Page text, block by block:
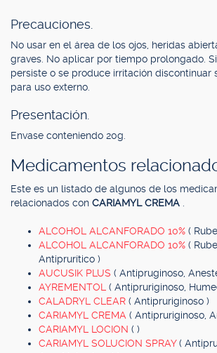
Precauciones.
No usar en el área de los ojos, heridas
graves. No aplicar por tiempo prolongado.
persiste o se produce irritación discontinuar
para uso externo.
Presentación.
Envase conteniendo 20g.
Medicamentos
Este es un listado de algunos de los
relacionados con CARIAMYL CREMA
ALCOHOL ALCANFORADO 10% (
ALCOHOL ALCANFORADO 10% (
Antiprurítico )
AUCUSIK PLUS ( Antipruginoso,
AYREMENTOL ( Antipruriginoso,
CALADRYL CLEAR ( Antipruriginoso )
CARIAMYL CREMA ( Antipruriginoso,
CARIAMYL LOCION ( )
CARIAMYL SOLUCION SPRAY(